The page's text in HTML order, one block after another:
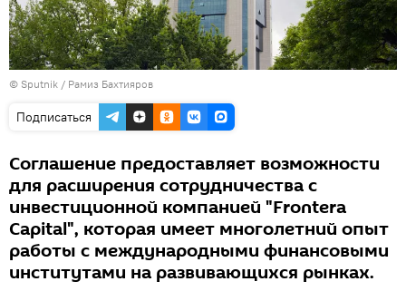
© Sputnik / Рамиз Бахтияров
Подписаться
Соглашение предоставляет возможности
для расширения сотрудничества с
инвестиционной компанией "Frontera
Capital", которая имеет многолетний опыт
работы с международными финансовыми
институтами на развивающихся рынках.